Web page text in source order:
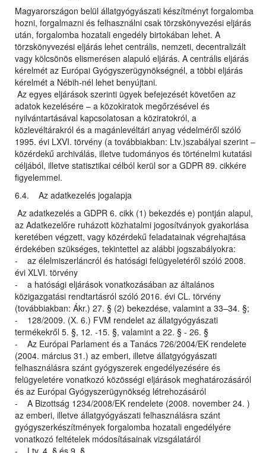
Magyarországon belül állatgyógyászati készítményt forgalomba
hozni, forgalmazni és felhasználni csak törzskönyvezési eljárás
után, forgalomba hozatali engedély birtokában lehet. A
törzskönyvezési eljárás lehet centrális, nemzeti, decentralizált
vagy kölcsönös elismerésen alapuló eljárás. A centrális eljárás
kérelmét az Európai Gyógyszerügynökségnél, a többi eljárás
kérelmét a Nébih-nél lehet benyújtani.
Az egyes eljárások szerinti ügyek befejezését követően az
adatok kezelésére – a közokiratok megőrzésével és
nyilvántartásával kapcsolatosan a köziratokról, a
közlevéltárakról és a magánlevéltári anyag védelméről szóló
1995. évi LXVI. törvény (a továbbiakban: Ltv.)szabályai szerint –
közérdekű archiválás, illetve tudományos és történelmi kutatási
céljából, illetve statisztikai célból kerül sor a GDPR 89. cikkére
figyelemmel.
6.4. Az adatkezelés jogalapja
Az adatkezelés a GDPR 6. cikk (1) bekezdés e) pontján alapul,
az Adatkezelőre ruházott közhatalmi jogosítványok gyakorlása
keretében végzett, vagy közérdekű feladatainak végrehajtása
érdekében szükséges, tekintettel az alábbi jogszabályokra:
- az élelmiszerláncról és hatósági felügyeletéről szóló 2008.
évi XLVI. törvény
- a hatósági eljárások vonatkozásában az általános
közigazgatási rendtartásról szóló 2016. évi CL. törvény
(továbbiakban: Ákr.) 27. § (2) bekezdése, valamint a 33–34. §;
- 128/2009. (X. 6.) FVM rendelet az állatgyógyászati
termékekről 5. §, 12. -15. §, valamint a 22. § - 26. §
- Az Európai Parlament és a Tanács 726/2004/EK rendelete
(2004. március 31.) az emberi, illetve állatgyógyászati
felhasználásra szánt gyógyszerek engedélyezésére és
felügyeletére vonatkozó közösségi eljárások meghatározásáról
és az Európai Gyógyszerügynökség létrehozásáról
- A Bizottság 1234/2008/EK rendelete (2008. november 24. )
az emberi, illetve állatgyógyászati felhasználásra szánt
gyógyszerkészítmények forgalomba hozatali engedélyére
vonatkozó feltételek módosításainak vizsgálatáról